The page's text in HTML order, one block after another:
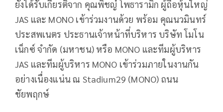
ยังได้รับเกียรติจาก คุณพิชญ์ โพธารามิก ผู้ถือหุ้นใหญ่
JAS และ MONO เข้าร่วมงานด้วย พร้อม คุณนวมินทร์
ประสพเนตร ประธานเจ้าหน้าที่บริหาร บริษัท โมโน
เน็กซ์ จำกัด (มหาชน) หรือ MONO และทีมผู้บริหาร
JAS และทีมผู้บริหาร MONO เข้าร่วมภายในงานกัน
อย่างเนื่องแน่น ณ Stadium29 (MONO) ถนน
ชัยพฤกษ์